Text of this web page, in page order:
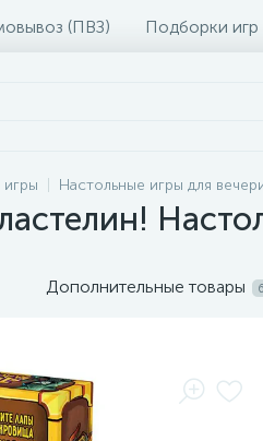
(ПВЗ) Подборки игр
Настольные игры для
Дополнительные товары 6